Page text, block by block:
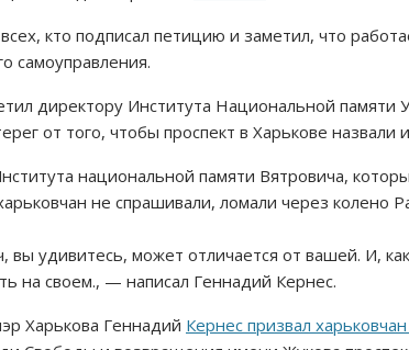
кто подписал петицию и заметил, что
самоуправления.
директору Института Национальной памяти
от того, чтобы проспект в Харькове назвали
национальной памяти Вятровича,
не спрашивали, ломали через колено
удивитесь, может отличается от вашей. И,
на своем., — написал Геннадий Кернес.
Харькова Геннадий Кернес призвал